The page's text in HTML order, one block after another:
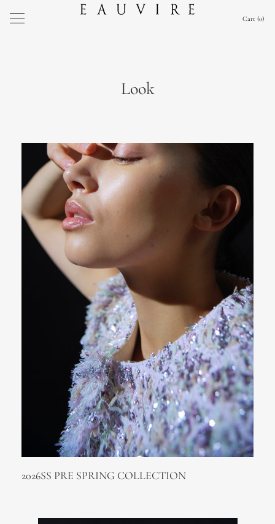
Cart 0
Look
2026SS PRE SPRING COLLECTION